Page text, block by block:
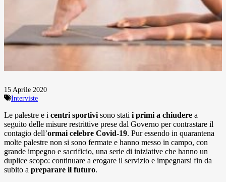
15 Aprile 2020
Interviste
Le palestre e i centri sportivi sono stati i primi a chiudere a
seguito delle misure restrittive prese dal Governo per contrastare il
contagio dell’ormai celebre Covid-19. Pur essendo in quarantena
molte palestre non si sono fermate e hanno messo in campo, con
grande impegno e sacrificio, una serie di iniziative che hanno un
duplice scopo: continuare a erogare il servizio e impegnarsi fin da
subito a preparare il futuro.